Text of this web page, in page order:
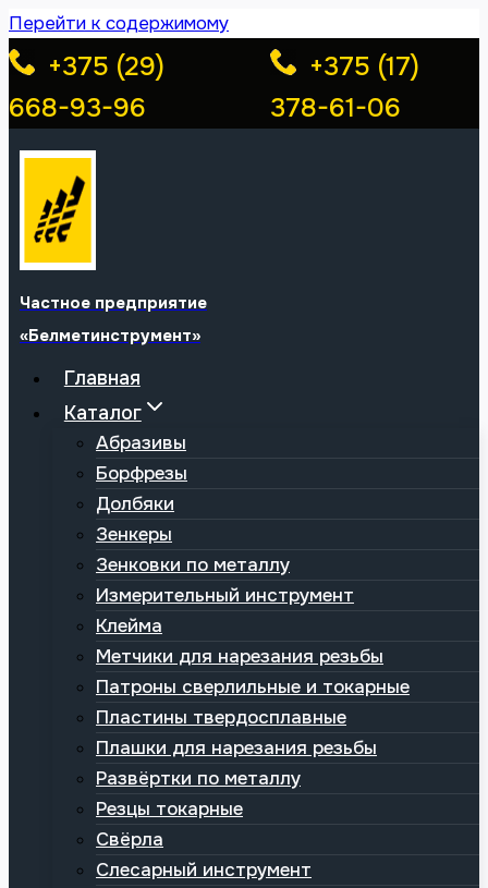
Перейти к содержимому
+375 (29)
668-93-96
+375 (17)
378-61-06
Частное предприятие
«Белметинструмент»
Главная
Каталог
Абразивы
Борфрезы
Долбяки
Зенкеры
Зенковки по металлу
Измерительный инструмент
Клейма
Метчики для нарезания резьбы
Патроны сверлильные и токарные
Пластины твердосплавные
Плашки для нарезания резьбы
Развёртки по металлу
Резцы токарные
Свёрла
Слесарный инструмент